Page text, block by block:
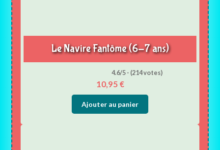
Le Navire Fantôme (6-7 ans)
4.6/5 - (214 votes)
10,95 €
Ajouter au panier